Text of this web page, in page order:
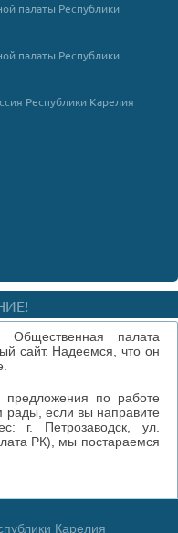
палаты Республики
палаты Республики
Республики Карелия
Общественная палата
сайт. Надеемся, что он
предложения по работе
рады, если вы направите
г. Петрозаводск, ул.
РК), мы постараемся
Карелия